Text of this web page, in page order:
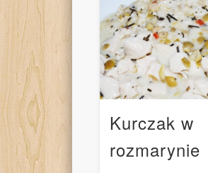
Kurczak w
rozmarynie